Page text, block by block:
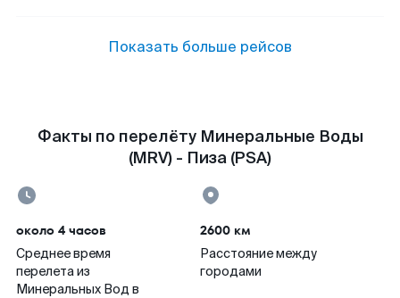
Показать больше рейсов
Факты по перелёту Минеральные Воды
(MRV) - Пиза (PSA)
около 4 часов
Среднее время
перелета из
Минеральных Вод в
2600 км
Расстояние между
городами